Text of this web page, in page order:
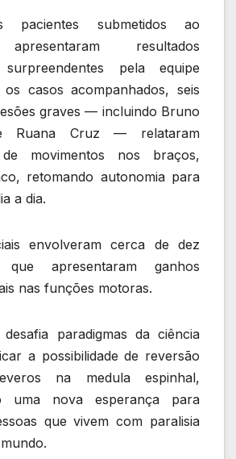
pacientes submetidos ao
resultados
surpreendentes pela equipe
os casos acompanhados, seis
graves — incluindo Bruno
Ruana Cruz — relataram
de movimentos nos braços,
retomando autonomia para
a dia.
envolveram cerca de dez
que apresentaram ganhos
nas funções motoras.
paradigmas da ciência
a possibilidade de reversão
na medula espinhal,
uma nova esperança para
que vivem com paralisia